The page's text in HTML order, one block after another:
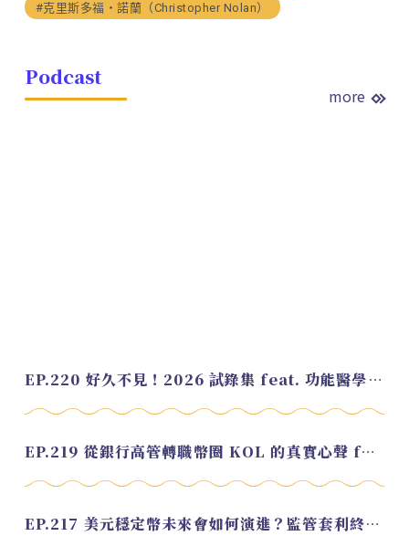
#克里斯多福・諾蘭（Christopher Nolan）
Podcast
more
EP.220 好久不見！2026 試錄集 feat. 功能醫學營養師 美寶
EP.219 從銀行高管轉職幣圈 KOL 的真實心聲 feat.龜大
EP.217 美元穩定幣未來會如何演進？監管套利終將收斂？feat. 研究員 余哲安